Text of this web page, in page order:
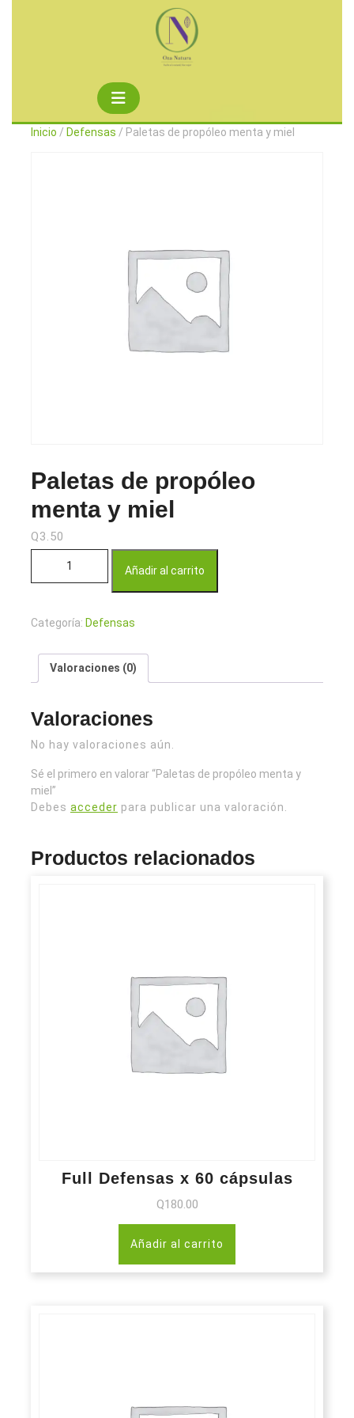
Botón
de
Inicio / Defensas / Paletas de propóleo menta y miel
Paletas de propóleo
menta y miel
Q3.50
Añadir al carrito
Categoría: Defensas
Valoraciones (0)
Valoraciones
No hay valoraciones aún.
Sé el primero en valorar “Paletas de propóleo menta y
miel”
Debes acceder para publicar una valoración.
Productos relacionados
Full Defensas x 60 cápsulas
Q180.00
Añadir al carrito